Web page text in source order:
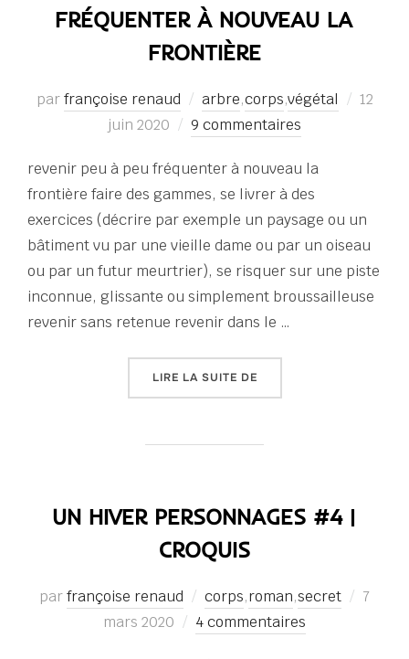
FRÉQUENTER À NOUVEAU LA
FRONTIÈRE
parfrançoise renaud arbre,corps,végétal
Publié
12
juin 2020
9 commentaires
revenir peu à peu fréquenter à nouveau la
frontière faire des gammes, se livrer à des
exercices (décrire par exemple un paysage ou un
bâtiment vu par une vieille dame ou par un oiseau
ou par un futur meurtrier), se risquer sur une piste
inconnue, glissante ou simplement broussailleuse
revenir sans retenue revenir dans le …
LIRE LA SUITE DE« FRÉQUENTER À
UN HIVER PERSONNAGES #4 |
CROQUIS
parfrançoise renaud corps,roman,secret
Publié
7
mars 2020
4 commentaires